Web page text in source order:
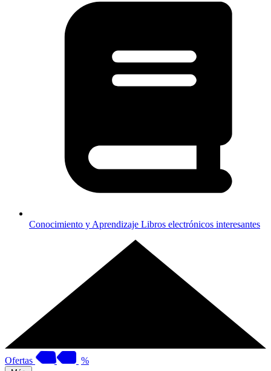
Conocimiento y Aprendizaje Libros electrónicos interesantes
Ofertas %